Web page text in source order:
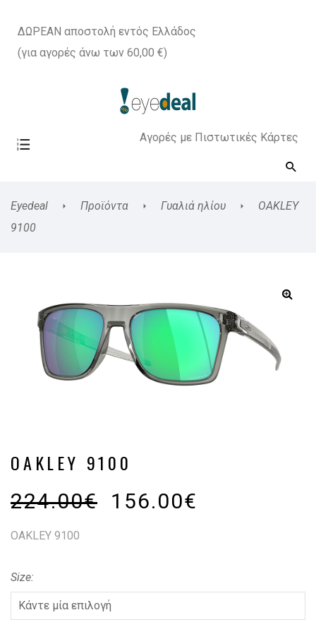
ΔΩΡΕΑΝ αποστολή εντός Ελλάδος
(για αγορές άνω των 60,00 €)
Αγορές με Πιστωτικές Κάρτες
Eyedeal Προϊόντα Γυαλιά ηλίου
OAKLEY
9100
OAKLEY 9100
224.00€ 156.00€
OAKLEY 9100
Size